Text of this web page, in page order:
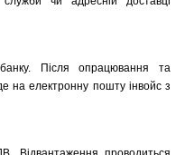
Після опрацювання та
на електронну пошту інвойс з